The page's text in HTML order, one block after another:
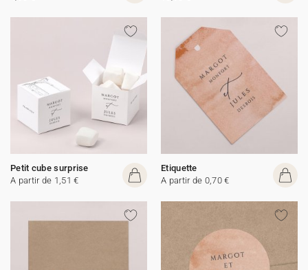
Petit cube surprise
A partir de 1,51 €
Etiquette
A partir de 0,70 €